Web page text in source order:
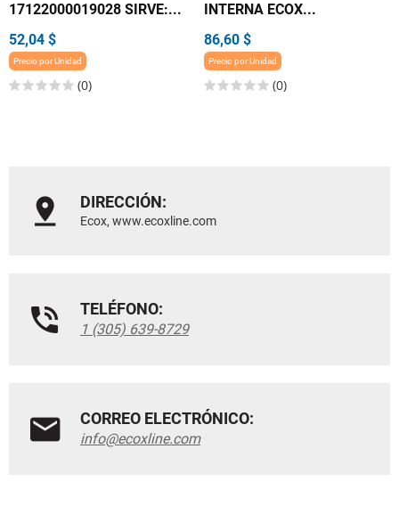
17122000019028 SIRVE:...
52,04 $
Precio por Unidad
(0)
INTERNA ECOX...
86,60 $
Precio por Unidad
(0)
DIRECCIÓN:
Ecox, www.ecoxline.com
TELÉFONO:
1 (305) 639-8729
CORREO ELECTRÓNICO:
info@ecoxline.com